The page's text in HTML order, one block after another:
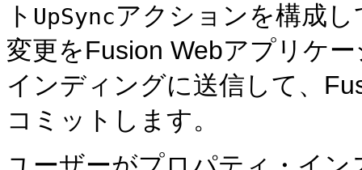
ト UpSyncアクションを構成
変更をFusion Webアプリケ
インディングに送信して、
コミットします。